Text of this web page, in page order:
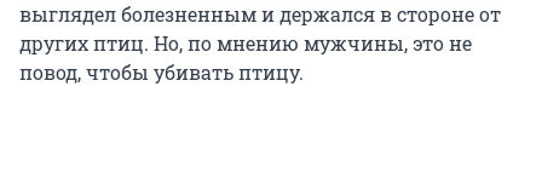
выглядел болезненным и держался в стороне от
других птиц. Но, по мнению мужчины, это не
повод, чтобы убивать птицу.